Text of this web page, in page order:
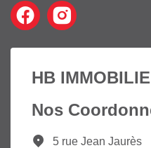
HB
Nos
5 rue Jean Jaurès